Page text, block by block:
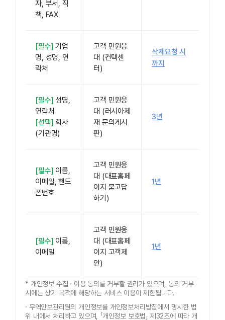
자, 부서, 직
책, FAX
[필수] 기업
명, 성명, 연
락처
고객 민원응
대 (컨택센
터)
삭제요청 시
까지
[필수] 성명,
연락처
[선택] 회사
(기관명)
고객 민원응
대 (러시아제
재 문의게시
판)
3년
[필수] 이름,
이메일, 핸드
폰번호
고객 민원응
대 (대표홈페
이지 묻고답
하기)
1년
[필수] 이름,
이메일
고객 민원응
대 (대표홈페
이지 고객제
안)
1년
* 개인정보 수집 · 이용 동의를 거부할 권리가 있으며, 동의 거부
시에는 상기 목적에 해당하는 서비스 이용이 제한됩니다.
· 무역안보관리원의 개인정보를 개인정보처리방침에서 명시한 범
위 내에서 처리하고 있으며, 「개인정보 보호법」 제32조에 따라 개